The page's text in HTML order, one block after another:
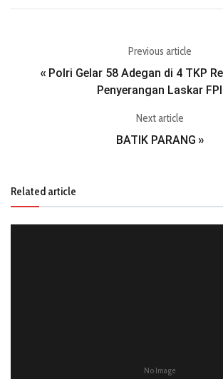
Previous article
« Polri Gelar 58 Adegan di 4 TKP
Penyerangan Laskar FPI
Next article
BATIK PARANG »
Related article
No Image